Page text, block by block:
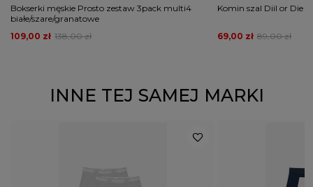
Bokserki męskie Prosto zestaw 3pack multi4
białe/szare/granatowe
138,00 zł
109,00 zł
Komin szal Diil or Die
89,00 zł
69,00 zł
INNE TEJ SAMEJ MARKI